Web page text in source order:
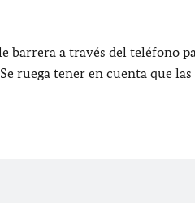
barrera a través del teléfono
ruega tener en cuenta que